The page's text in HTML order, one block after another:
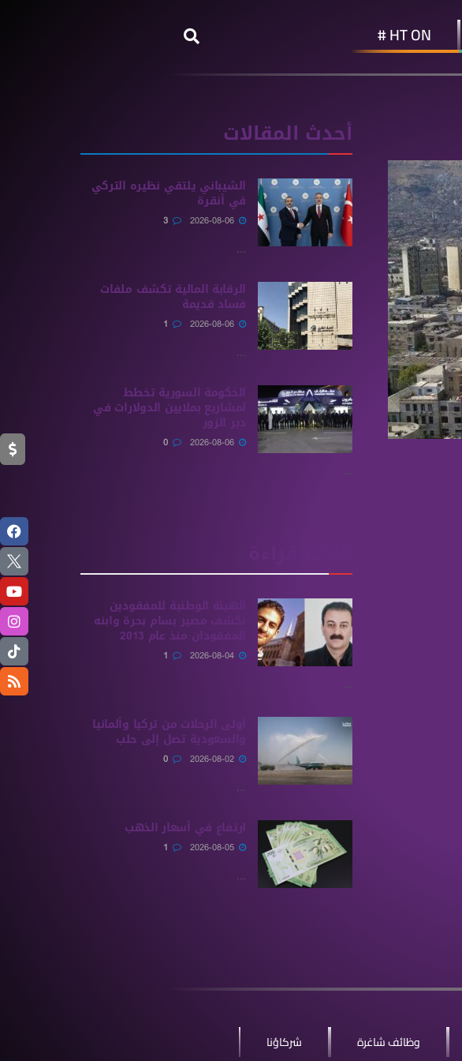
HT ON #
أحدث المقالات
الشيباني يلتقي نظيره التركي
في أنقرة
...
الرقابة المالية تكشف ملفات
فساد قديمة
...
الحكومة السورية تخطط
لمشاريع بملايين الدولارات في
دير الزور
...
الهيئة الوطنية للمفقودين
تكشف مصير بسام بحرة وابنه
المفقودان منذ عام 2013
...
أولى الرحلات من ‏تركيا وألمانيا
والسعودية تصل إلى حلب
...
ارتفاع في أسعار الذهب
...
وظائف شاغرة شركاؤنا